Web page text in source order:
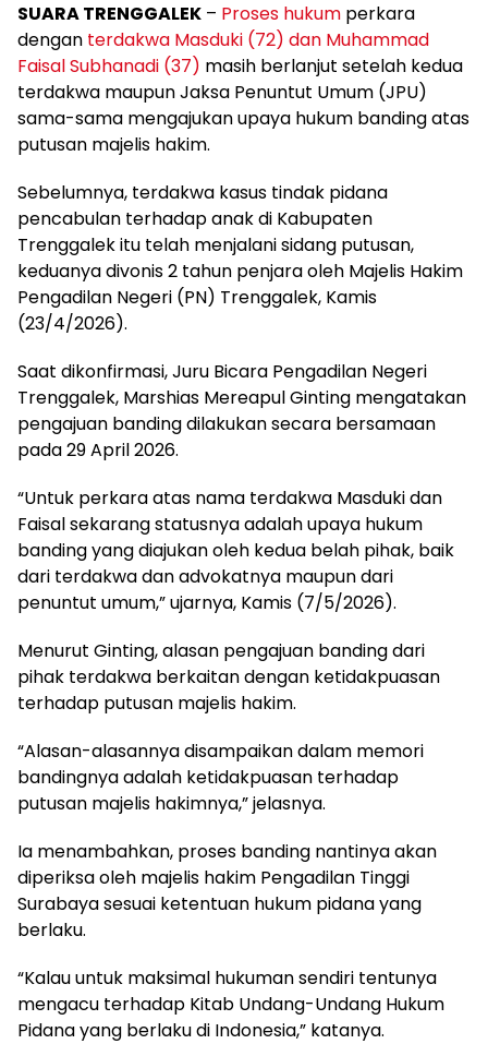
SUARA TRENGGALEK – Proses hukum perkara
dengan terdakwa Masduki (72) dan Muhammad
Faisal Subhanadi (37) masih berlanjut setelah kedua
terdakwa maupun Jaksa Penuntut Umum (JPU)
sama-sama mengajukan upaya hukum banding atas
putusan majelis hakim.
Sebelumnya, terdakwa kasus tindak pidana
pencabulan terhadap anak di Kabupaten
Trenggalek itu telah menjalani sidang putusan,
keduanya divonis 2 tahun penjara oleh Majelis Hakim
Pengadilan Negeri (PN) Trenggalek, Kamis
(23/4/2026).
Saat dikonfirmasi, Juru Bicara Pengadilan Negeri
Trenggalek, Marshias Mereapul Ginting mengatakan
pengajuan banding dilakukan secara bersamaan
pada 29 April 2026.
“Untuk perkara atas nama terdakwa Masduki dan
Faisal sekarang statusnya adalah upaya hukum
banding yang diajukan oleh kedua belah pihak, baik
dari terdakwa dan advokatnya maupun dari
penuntut umum,” ujarnya, Kamis (7/5/2026).
Menurut Ginting, alasan pengajuan banding dari
pihak terdakwa berkaitan dengan ketidakpuasan
terhadap putusan majelis hakim.
“Alasan-alasannya disampaikan dalam memori
bandingnya adalah ketidakpuasan terhadap
putusan majelis hakimnya,” jelasnya.
Ia menambahkan, proses banding nantinya akan
diperiksa oleh majelis hakim Pengadilan Tinggi
Surabaya sesuai ketentuan hukum pidana yang
berlaku.
“Kalau untuk maksimal hukuman sendiri tentunya
mengacu terhadap Kitab Undang-Undang Hukum
Pidana yang berlaku di Indonesia,” katanya.